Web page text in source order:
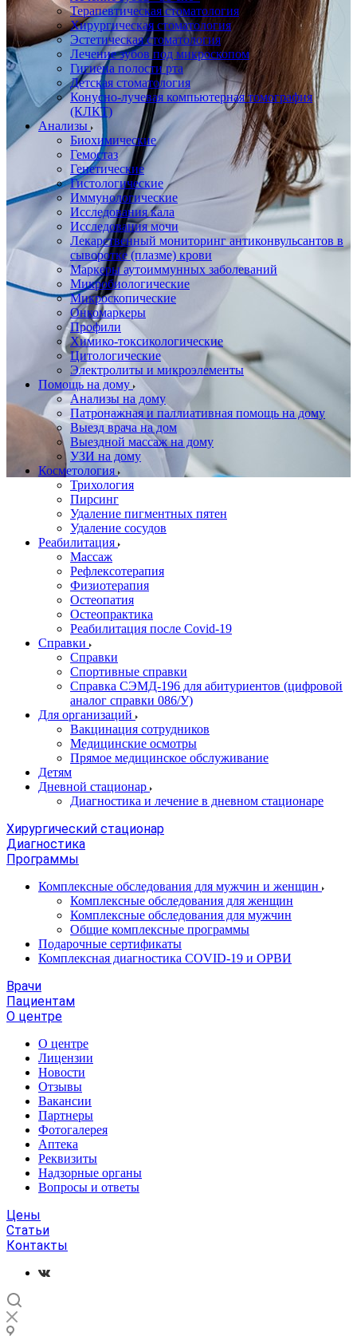
Терапевтическая стоматология
Хирургическая стоматология
Эстетическая стоматология
Лечение зубов под микроскопом
Гигиена полости рта
Детская стоматология
Конусно-лучевая компьютерная томография
(КЛКТ)
Анализы
Биохимические
Гемостаз
Генетические
Гистологические
Иммунологические
Исследования кала
Исследования мочи
Лекарственный мониторинг антиконвульсантов в
сыворотке (плазме) крови
Маркеры аутоиммунных заболеваний
Микробиологические
Микроскопические
Онкомаркеры
Профили
Химико-токсикологические
Цитологические
Электролиты и микроэлементы
Помощь на дому
Анализы на дому
Патронажная и паллиативная помощь на дому
Выезд врача на дом
Выездной массаж на дому
УЗИ на дому
Косметология
Трихология
Пирсинг
Удаление пигментных пятен
Удаление сосудов
Реабилитация
Массаж
Рефлексотерапия
Физиотерапия
Остеопатия
Остеопрактика
Реабилитация после Covid-19
Справки
Справки
Спортивные справки
Справка СЭМД‑196 для абитуриентов (цифровой
аналог справки 086/У)
Для организаций
Вакцинация сотрудников
Медицинские осмотры
Прямое медицинское обслуживание
Детям
Дневной стационар
Диагностика и лечение в дневном стационаре
Хирургический стационар
Диагностика
Программы
Комплексные обследования для мужчин и женщин
Комплексные обследования для женщин
Комплексные обследования для мужчин
Общие комплексные программы
Подарочные сертификаты
Комплексная диагностика COVID-19 и ОРВИ
Врачи
Пациентам
О центре
О центре
Лицензии
Новости
Отзывы
Вакансии
Партнеры
Фотогалерея
Аптека
Реквизиты
Надзорные органы
Вопросы и ответы
Цены
Статьи
Контакты